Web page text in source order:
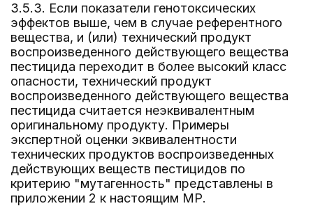
3.5.3. Если показатели генотоксических
эффектов выше, чем в случае референтного
вещества, и (или) технический продукт
воспроизведенного действующего вещества
пестицида переходит в более высокий класс
опасности, технический продукт
воспроизведенного действующего вещества
пестицида считается неэквивалентным
оригинальному продукту. Примеры
экспертной оценки эквивалентности
технических продуктов воспроизведенных
действующих веществ пестицидов по
критерию "мутагенность" представлены в
приложении 2 к настоящим МР.